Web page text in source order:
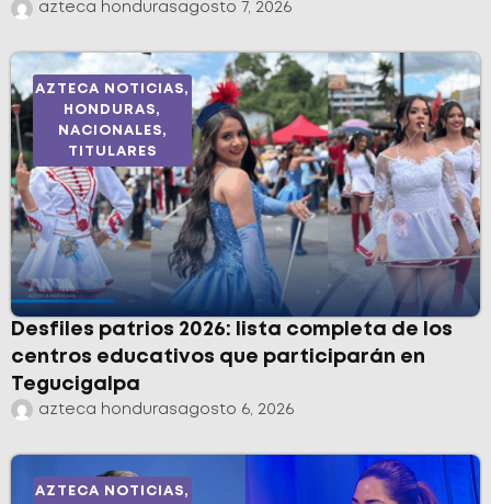
azteca hondurasagosto 7, 2026
AZTECA NOTICIAS,
HONDURAS,
NACIONALES,
TITULARES
Desfiles patrios 2026: lista completa de los
centros educativos que participarán en
Tegucigalpa
azteca hondurasagosto 6, 2026
AZTECA NOTICIAS,